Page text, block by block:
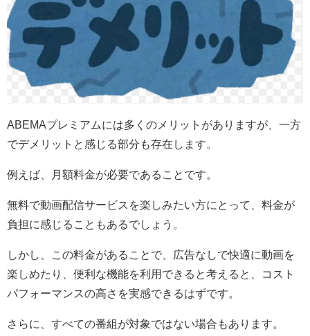
ABEMAプレミアムには多くのメリットがありますが、一方
でデメリットと感じる部分も存在します。
例えば、月額料金が必要であることです。
無料で動画配信サービスを楽しみたい方にとって、料金が
負担に感じることもあるでしょう。
しかし、この料金があることで、広告なしで快適に動画を
楽しめたり、便利な機能を利用できると考えると、コスト
パフォーマンスの高さを実感できるはずです。
さらに、すべての番組が対象ではない場合もあります。